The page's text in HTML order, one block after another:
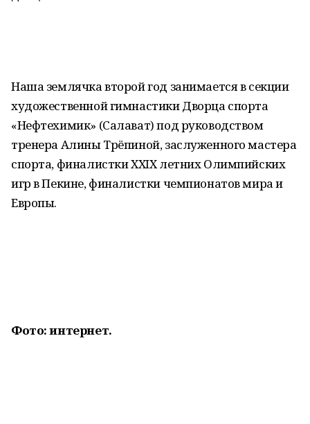
Наша землячка второй год занимается в секции
художественной гимнастики Дворца спорта
«Нефтехимик» (Салават) под руководством
тренера Алины Трёпиной, заслуженного мастера
спорта, финалистки XXIX летних Олимпийских
игр в Пекине, финалистки чемпионатов мира и
Европы.
Фото: интернет.